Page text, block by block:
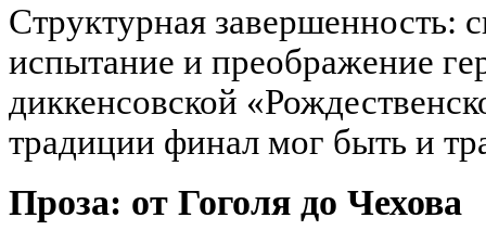
Структурная завершенность:
испытание и преображение
диккенсовской
традиции финал мог быть и
Проза: от Гоголя до Чехова